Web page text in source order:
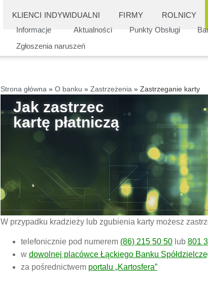
KLIENCI INDYWIDUALNI FIRMY ROLNICY
Informacje
Aktualności Punkty Obsługi
Zgłoszenia naruszeń
Strona główna» O banku » Zastrzeżenia» Zastrzeganie karty
Jak zastrzec
kartę płatniczą
W przypadku kradzieży lub zgubienia karty możesz
telefonicznie pod numerem (86) 215 50 50lub 801
w dowolnej placówce Łąckiego Banku
za pośrednictwem portalu „Kartosfera”